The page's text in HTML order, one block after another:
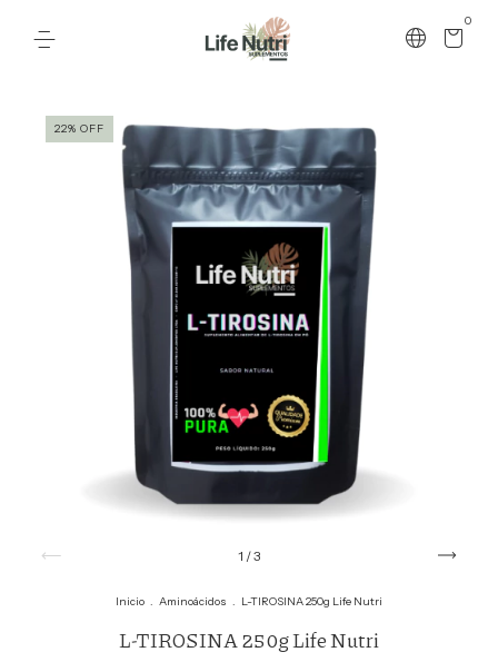
0
22% OFF
1 /3
Inicio . Aminoácidos . L-TIROSINA 250g Life Nutri
L-TIROSINA 250g Life Nutri